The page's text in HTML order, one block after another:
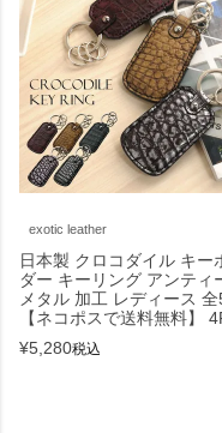
exotic leather
日本製 クロコダイル キー
ダー キーリング アンティ
メタル 加工 レディース
【ネコポスで送料無料】
¥5,280税込